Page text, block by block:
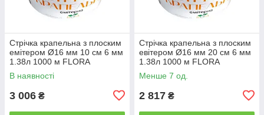
Стрічка крапельна з плоским
емітером Ø16 мм 10 см 6 мм
1.38л 1000 м FLORA
(5076894)
В наявності
3 006 ₴
Стрічка крапельна з плоским
евітером Ø16 мм 20 см 6 мм
1.38л 1000 м FLORA
(5076614)
Менше 7 од.
2 817 ₴